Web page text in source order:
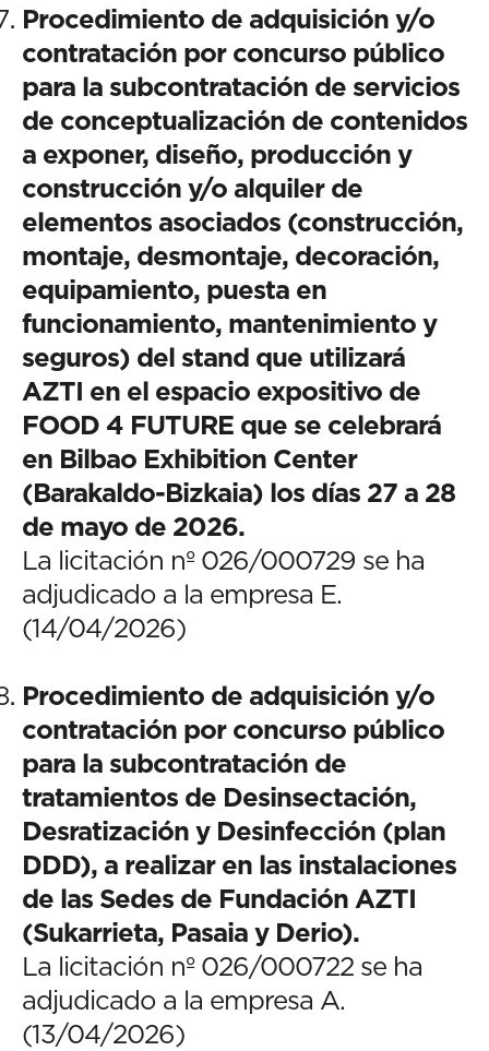
Procedimiento de adquisición y/o
contratación por concurso público
para la subcontratación de servicios
de conceptualización de contenidos
a exponer, diseño, producción y
construcción y/o alquiler de
elementos asociados (construcción,
montaje, desmontaje, decoración,
equipamiento, puesta en
funcionamiento, mantenimiento y
seguros) del stand que utilizará
AZTI en el espacio expositivo de
FOOD 4 FUTURE que se celebrará
en Bilbao Exhibition Center
(Barakaldo-Bizkaia) los días 27 a 28
de mayo de 2026.
La licitación nº 026/000729 se ha
adjudicado a la empresa E.
(14/04/2026)
Procedimiento de adquisición y/o
contratación por concurso público
para la subcontratación de
tratamientos de Desinsectación,
Desratización y Desinfección (plan
DDD), a realizar en las instalaciones
de las Sedes de Fundación AZTI
(Sukarrieta, Pasaia y Derio).
La licitación nº 026/000722 se ha
adjudicado a la empresa A.
(13/04/2026)